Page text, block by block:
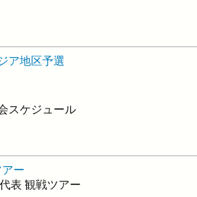
ア地区予選
スケジュール
ー
表 観戦ツアー